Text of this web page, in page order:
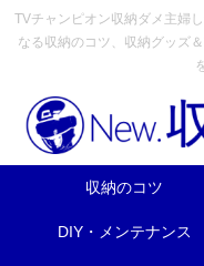
TVチャンピオン収納ダメ主婦
なる収納のコツ、収納グッズ
収納のコツ
DIY・メンテナンス